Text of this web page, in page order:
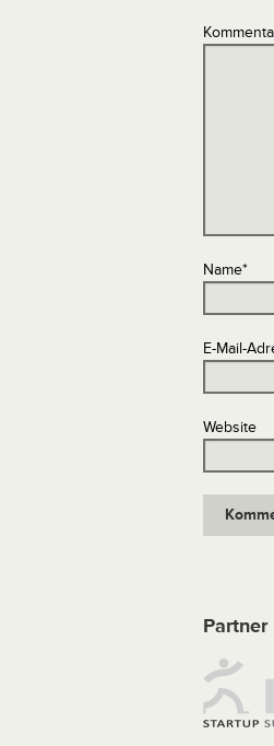
Name*
E-Mail-
Website
Partner